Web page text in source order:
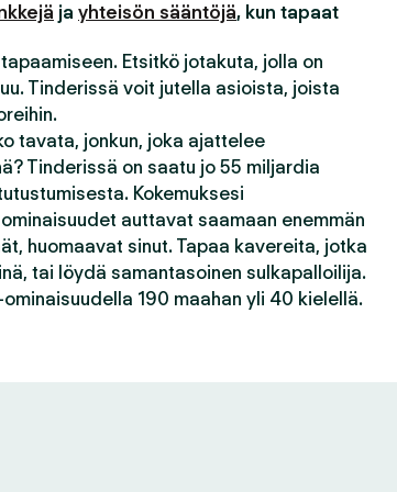
ja yhteisön sääntöjä, kun tapaat
Etsitkö jotakuta, jolla on
Tinderissä voit jutella asioista, joista
tavata, jonkun, joka ajattelee
Tinderissä on saatu jo 55 miljardia
Kokemuksesi
auttavat saamaan enemmän
huomaavat sinut. Tapaa kavereita, jotka
tai löydä samantasoinen sulkapalloilija.
190 maahan yli 40 kielellä.